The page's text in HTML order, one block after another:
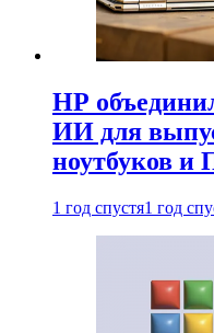
HP
ИИ для
ноутбуков и
1 год спустя1 год